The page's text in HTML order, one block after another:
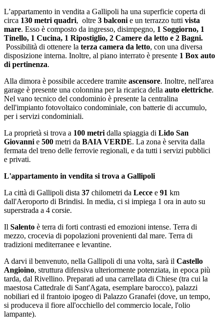
L’appartamento in vendita a Gallipoli ha una superficie coperta di
circa 130 metri quadri, oltre 3 balconi e un terrazzo tutti vista
mare. Esso è composto da ingresso, disimpegno, 1 Soggiorno, 1
Tinello, 1 Cucina, 1 Ripostiglio, 2 Camere da letto e 2 Bagni.
Possibilità di ottenere la terza camera da letto, con una diversa
disposizione interna. Inoltre, al piano interrato è presente 1 Box auto
di pertinenza.
Alla dimora è possibile accedere tramite ascensore. Inoltre, nell'area
garage è presente una colonnina per la ricarica della auto elettriche.
Nel vano tecnico del condominio è presente la centralina
dell'impianto fotovoltaico condominiale, con batterie di accumulo,
per i servizi condominiali.
La proprietà si trova a 100 metri dalla spiaggia di Lido San
Giovanni e 500 metri da BAIA VERDE. La zona è servita dalla
fermata del treno delle ferrovie regionali, e da tutti i servizi pubblici
e privati.
L'appartamento in vendita si trova a Gallipoli
La città di Gallipoli dista 37 chilometri da Lecce e 91 km
dall'Aeroporto di Brindisi. In media, ci si impiega 1 ora in auto su
superstrada a 4 corsie.
Il Salento è terra di forti contrasti ed emozioni intense. Terra di
mezzo, crocevia di popolazioni provenienti dal mare. Terra di
tradizioni mediterranee e levantine.
A darvi il benvenuto, nella Gallipoli di una volta, sarà il Castello
Angioino, struttura difensiva ulteriormente potenziata, in epoca più
tarda, dal Rivellino. Preparati ad una carrellata di Chiese (tra cui la
maestosa Cattedrale di Sant'Agata, esemplare barocco), palazzi
nobiliari ed il frantoio ipogeo di Palazzo Granafei (dove, un tempo,
si produceva il fiore all'occhiello del commercio locale, l'olio
lampante).